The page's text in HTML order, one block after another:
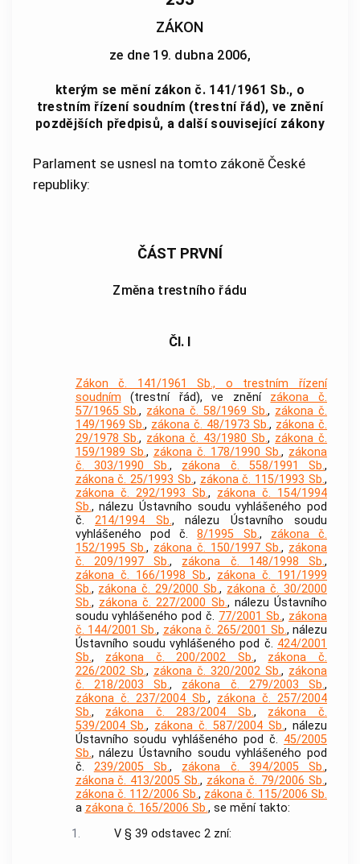
ZÁKON
ze dne 19. dubna 2006,
kterým se mění zákon č. 141/1961 Sb., o
trestním řízení soudním (trestní řád), ve znění
pozdějších předpisů, a další související zákony
Parlament se usnesl na tomto zákoně České
republiky:
ČÁST PRVNÍ
Změna trestního řádu
Čl. I
Zákon č. 141/1961 Sb., o trestním řízení
soudním (trestní řád), ve znění zákona č.
57/1965 Sb., zákona č. 58/1969 Sb., zákona č.
149/1969 Sb., zákona č. 48/1973 Sb., zákona č.
29/1978 Sb., zákona č. 43/1980 Sb., zákona č.
159/1989 Sb., zákona č. 178/1990 Sb., zákona
č. 303/1990 Sb., zákona č. 558/1991 Sb.,
zákona č. 25/1993 Sb., zákona č. 115/1993 Sb.,
zákona č. 292/1993 Sb., zákona č. 154/1994
Sb., nálezu Ústavního soudu vyhlášeného pod
č. 214/1994 Sb., nálezu Ústavního soudu
vyhlášeného pod č.8/1995 Sb., zákona č.
152/1995 Sb., zákona č. 150/1997 Sb., zákona
č. 209/1997 Sb., zákona č. 148/1998 Sb.,
zákona č. 166/1998 Sb., zákona č. 191/1999
Sb., zákona č. 29/2000 Sb., zákona č. 30/2000
Sb., zákona č. 227/2000 Sb., nálezu Ústavního
soudu vyhlášeného pod č. 77/2001 Sb., zákona
č. 144/2001 Sb., zákona č. 265/2001 Sb., nálezu
Ústavního soudu vyhlášeného pod č. 424/2001
Sb., zákona č. 200/2002 Sb., zákona č.
226/2002 Sb., zákona č. 320/2002 Sb., zákona
č. 218/2003 Sb., zákona č. 279/2003 Sb.,
zákona č. 237/2004 Sb., zákona č. 257/2004
Sb., zákona č. 283/2004 Sb., zákona č.
539/2004 Sb., zákona č. 587/2004 Sb., nálezu
Ústavního soudu vyhlášeného pod č. 45/2005
Sb., nálezu Ústavního soudu vyhlášeného pod
č. 239/2005 Sb., zákona č. 394/2005 Sb.,
zákona č. 413/2005 Sb., zákona č. 79/2006 Sb.,
zákona č. 112/2006 Sb., zákona č. 115/2006 Sb.
a zákona č. 165/2006 Sb., se mění takto:
1.
V § 39 odstavec 2 zní: